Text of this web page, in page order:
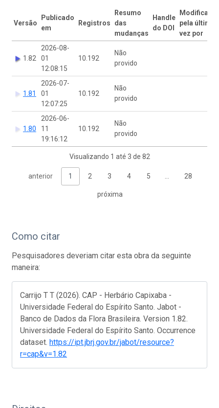
Versão
Publicado
em
Registros
Resumo
das
mudanças
Handle
do DOI
Modificado
pela última
vez por
1.82
2026-08-
01
12:08:15
10.192
Não
provido
1.81
2026-07-
01
12:07:25
10.192
Não
provido
1.80
2026-06-
11
19:16:12
10.192
Não
provido
Visualizando 1 até 3 de 82
anterior 1 2 3 4 5 28
próxima
Como citar
Pesquisadores deveriam citar esta obra da seguinte
maneira:
Carrijo T T (2026). CAP - Herbário Capixaba -
Universidade Federal do Espírito Santo. Jabot -
Banco de Dados da Flora Brasileira. Version 1.82.
Universidade Federal do Espírito Santo. Occurrence
dataset. https://ipt.jbrj.gov.br/jabot/resource?
r=cap&v=1.82